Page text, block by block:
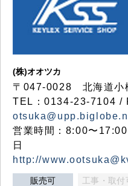
(株)オオツカ
〒047-0028 北海道小
TEL：0134-23-7104 /
営業時間：8:00〜
日
http://
販売可 工事・取付